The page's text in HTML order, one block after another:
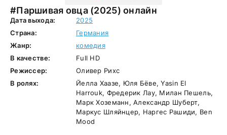
#Паршивая овца (2025) онлайн
Дата выхода:
2025
Страна:
Германия
Жанр:
комедия
В качестве:
Full HD
Режиссер:
Оливер Рихс
В ролях:
Йелла Хаазе, Юля Бёве, Yasin El
Harrouk, Фредерик Лау, Милан Пешель,
Марк Хоземанн, Александр Шуберт,
Маркус Шляйнцер, Наргес Рашиди, Ben
Mood